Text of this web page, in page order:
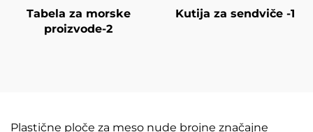
Tabela za morske
proizvode-2
Kutija za sendviče -1
Plastične ploče za meso nude brojne značajne